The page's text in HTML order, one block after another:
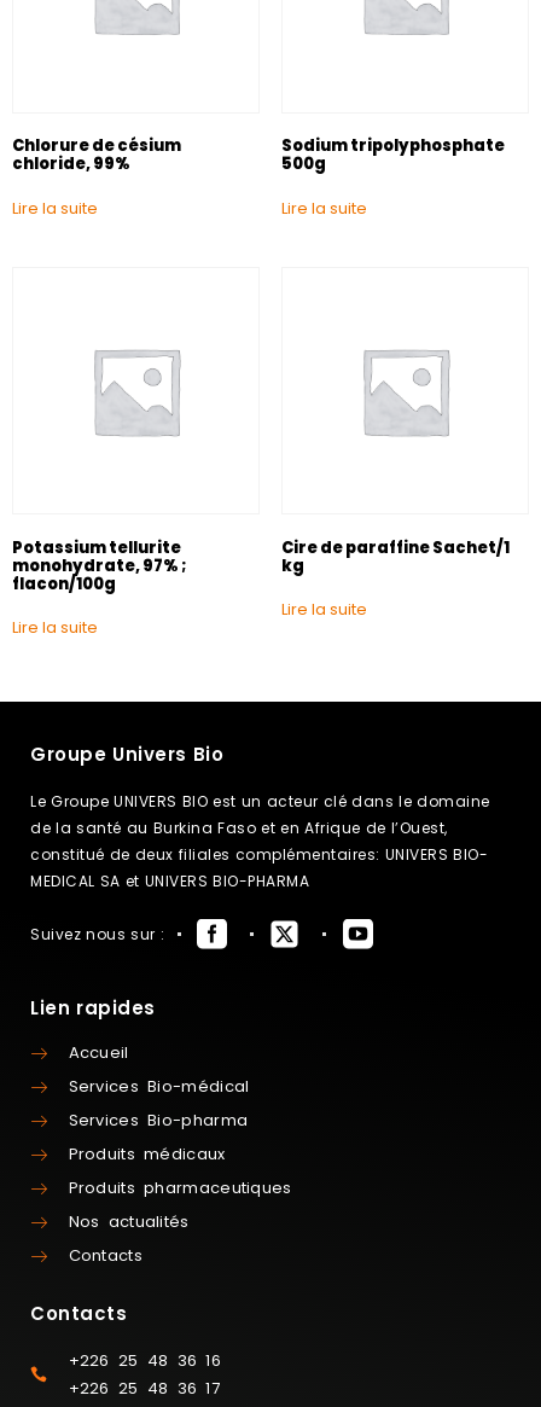
Chlorure de césium
chloride, 99%
Lire la suite
Sodium tripolyphosphate
500g
Lire la suite
Potassium tellurite
monohydrate, 97% ;
flacon/100g
Lire la suite
Cire de paraffine Sachet/1
kg
Lire la suite
Groupe Univers Bio
Le Groupe UNIVERS BIO est un acteur clé dans le domaine
de la santé au Burkina Faso et en Afrique de l’Ouest,
constitué de deux filiales complémentaires: UNIVERS BIO-
MEDICAL SA et UNIVERS BIO-PHARMA
Suivez nous sur :
Lien rapides
Accueil
Services Bio-médical
Services Bio-pharma
Produits médicaux
Produits pharmaceutiques
Nos actualités
Contacts
Contacts
+226 25 48 36 16
+226 25 48 36 17